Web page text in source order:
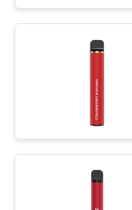
NOSOTROS
FÁBRICA
CONTROL
Vape